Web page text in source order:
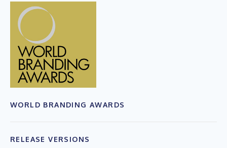
WORLD BRANDING AWARDS
RELEASE VERSIONS